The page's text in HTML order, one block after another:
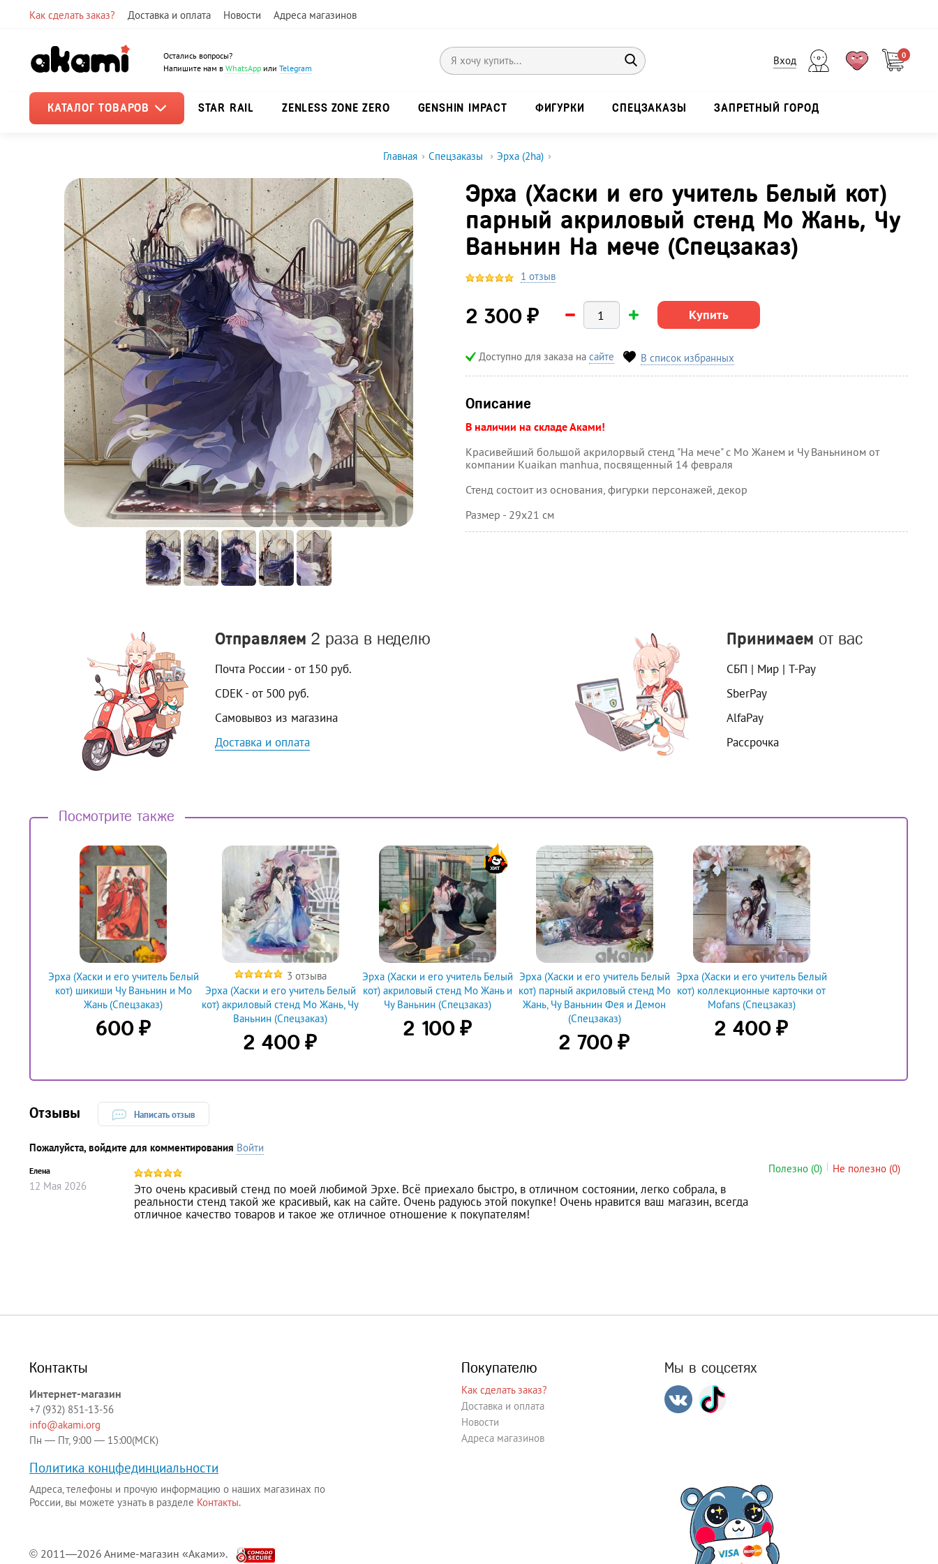
Как сделать заказ? Доставка и оплата Новости Адреса магазинов
Остались вопросы?
Напишите нам вWhatsApp илиTelegram
Вход 0
КАТАЛОГ ТОВАРОВ STAR RAIL ZENLESS ZONE ZERO GENSHIN IMPACT ФИГУРКИ СПЕЦЗАКАЗЫ ЗАПРЕТНЫЙ ГОРОД
Главная › Спецзаказы › Эрха (2ha) ›
Эрха (Хаски и его учитель Белый кот)
парный акриловый стенд Мо Жань, Чу
Ваньнин На мече (Спецзаказ)
1 отзыв
2 300 ₽ Купить
Доступно для заказа на сайте В список избранных
Описание
В наличии на складе Аками!
Красивейший большой акрилорвый стенд "На мече" с Мо Жанем и Чу Ваньнином от
компании Kuaikan manhua, посвященный 14 февраля
Стенд состоит из основания, фигурки персонажей, декор
Размер - 29х21 см
Отправляем 2 раза в неделю
Почта России - от 150 руб.
CDEK - от 500 руб.
Самовывоз из магазина
Доставка и оплата
Принимаем от вас
СБП | Мир | T-Pay
SberPay
AlfaPay
Рассрочка
Посмотрите также
Эрха (Хаски и его учитель Белый
кот) шикиши Чу Ваньнин и Мо
Жань (Спецзаказ)
600 ₽
3 отзыва
Эрха (Хаски и его учитель Белый
кот) акриловый стенд Мо Жань, Чу
Ваньнин (Спецзаказ)
2 400 ₽
Эрха (Хаски и его учитель Белый
кот) акриловый стенд Мо Жань и
Чу Ваньнин (Спецзаказ)
2 100 ₽
Эрха (Хаски и его учитель Белый
кот) парный акриловый стенд Мо
Жань, Чу Ваньнин Фея и Демон
(Спецзаказ)
2 700 ₽
Эрха (Хаски и его учитель Белый
кот) коллекционные карточки от
Mofans (Спецзаказ)
2 400 ₽
Отзывы Написать отзыв
Пожалуйста, войдите для комментирования Войти
Елена
12 Мая 2026
Полезно (0) Не полезно (0)
Это очень красивый стенд по моей любимой Эрхе. Всё приехало быстро, в отличном состоянии, легко собрала, в
реальности стенд такой же красивый, как на сайте. Очень радуюсь этой покупке! Очень нравится ваш магазин, всегда
отличное качество товаров и такое же отличное отношение к покупателям!
Контакты
Интернет-магазин
+7 (932) 851-13-56
info@akami.org
Пн — Пт, 9:00 — 15:00(МСК)
Политика концфединциальности
Адреса, телефоны и прочую информацию о наших магазинах по
России, вы можете узнать в разделе Контакты.
Покупателю
Как сделать заказ?
Доставка и оплата
Новости
Адреса магазинов
Мы в соцсетях
© 2011—2026 Аниме-магазин «Аками».